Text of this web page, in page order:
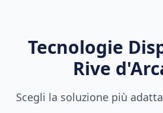
Tecnologie
Rive
Scegli la soluzione più